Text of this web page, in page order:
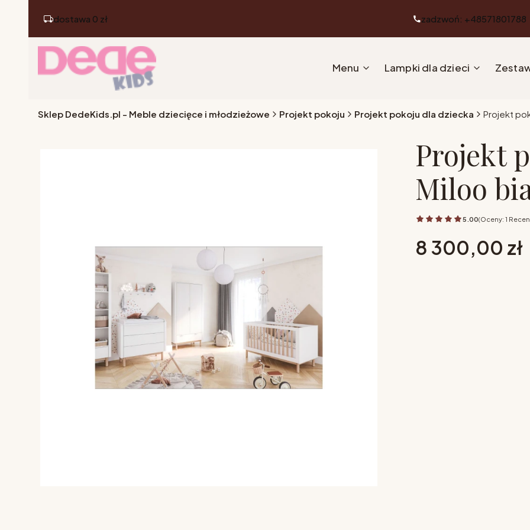
dostawa 0 zł zadzwoń: +48571801788
Menu Lampki dla dzieci
Sklep DedeKids.pl - Meble dziecięce i młodzieżowe Projekt pokoju Projekt pokoju dla dziecka Projekt
Projekt
Miloo
5.00(Oceny: 1
Cena
8 300,00 zł